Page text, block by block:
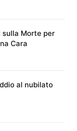
sulla Morte per
Cara
al nubilato